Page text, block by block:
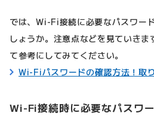
では、Wi-Fi接続に必要なパスワー
しょうか。注意点などを見ていき
て参考にしてみてください。
Wi-Fiパスワードの確認方法！取
Wi-Fi接続時に必要なパスワ